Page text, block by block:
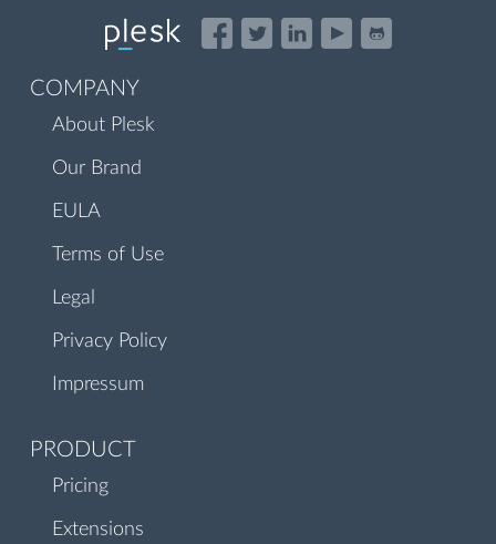
COMPANY
About Plesk
Our Brand
EULA
Terms of Use
Legal
Privacy Policy
Impressum
PRODUCT
Pricing
Extensions